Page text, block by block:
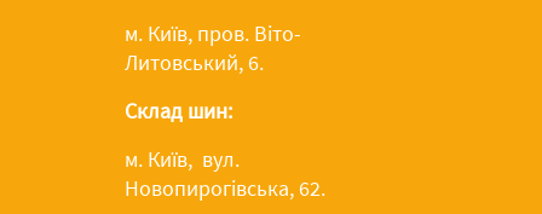
м. Київ, пров. Віто-
Литовський, 6.
Склад шин:
м. Київ, вул.
Новопирогівська, 62.